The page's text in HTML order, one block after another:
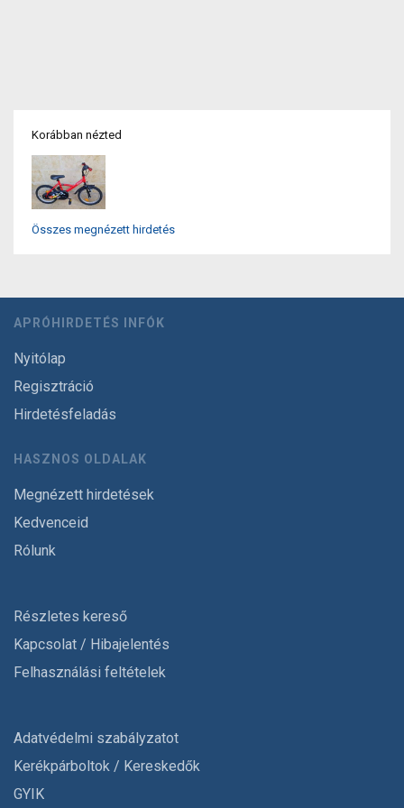
Korábban nézted
Összes megnézett hirdetés
APRÓHIRDETÉS INFÓK
Nyitólap
Regisztráció
Hirdetésfeladás
HASZNOS OLDALAK
Megnézett hirdetések
Kedvenceid
Rólunk
Részletes kereső
Kapcsolat / Hibajelentés
Felhasználási feltételek
Adatvédelmi szabályzatot
Kerékpárboltok / Kereskedők
GYIK